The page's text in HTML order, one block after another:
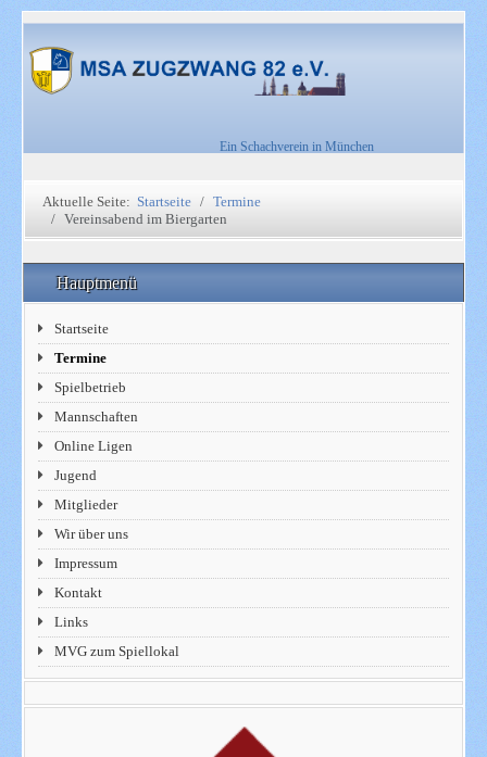
Ein Schachverein in München
Aktuelle Seite: Startseite
Termine
Vereinsabend im Biergarten
Hauptmenü
Startseite
Termine
Spielbetrieb
Mannschaften
Online Ligen
Jugend
Mitglieder
Wir über uns
Impressum
Kontakt
Links
MVG zum Spiellokal